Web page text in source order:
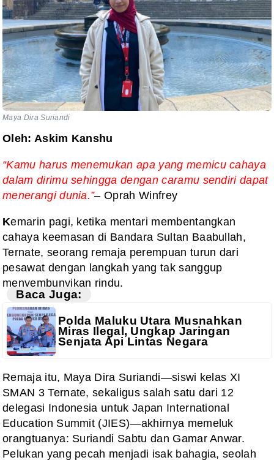
Maya Dira Suriandi
Oleh: Askim Kanshu
“Kamu harus menemukan apa yang memicu cahaya
dalam dirimusehingga dengan caramu sendiri dapat
menerangi dunia.”– Oprah Winfrey
Kemarin pagi, ketika mentari membentangkan
cahaya keemasan di Bandara Sultan Baabullah,
Ternate, seorang remaja perempuan turun dari
pesawat dengan langkah yang tak sanggup
menyembunyikan rindu.
Baca Juga:
Polda Maluku Utara Musnahkan
Miras Ilegal, Ungkap Jaringan
Senjata Api Lintas Negara
Remaja itu, Maya Dira Suriandi—siswi kelas XI
SMAN 3 Ternate, sekaligus salah satu dari 12
delegasi Indonesia untuk Japan International
Education Summit (JIES)—akhirnya memeluk
orangtuanya: Suriandi Sabtu dan Gamar Anwar.
Pelukan yang pecah menjadi isak bahagia, seolah